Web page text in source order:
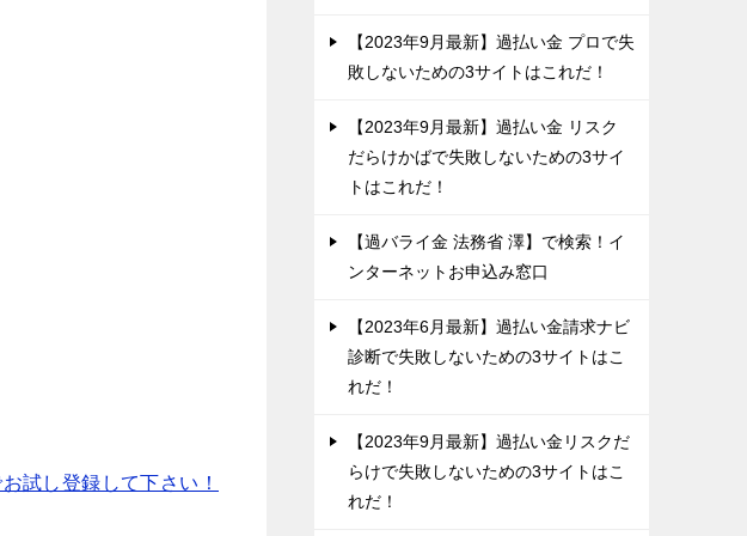
試し登録して下さい！
【2023年9月最新】過払い金 プロで失
敗しないための3サイトはこれだ！
【2023年9月最新】過払い金 リスク
だらけかばで失敗しないための3サイ
トはこれだ！
【過バライ金 法務省 澤】で検索！イ
ンターネットお申込み窓口
【2023年6月最新】過払い金請求ナビ
診断で失敗しないための3サイトはこ
れだ！
【2023年9月最新】過払い金リスクだ
らけで失敗しないための3サイトはこ
れだ！